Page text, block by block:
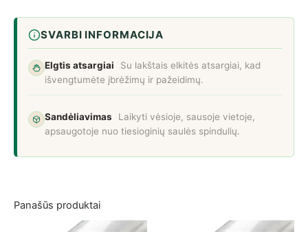
SVARBI INFORMACIJA
Elgtis atsargiai
Su lakštais elkitės atsargiai, kad
išvengtumėte įbrėžimų ir pažeidimų.
Sandėliavimas
Laikyti vėsioje, sausoje vietoje,
apsaugotoje nuo tiesioginių saulės spindulių.
Panašūs produktai